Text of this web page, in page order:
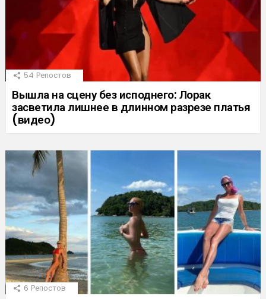
54 Репостов
Вышла на сцену без исподнего: Лорак
засветила лишнее в длинном разрезе платья
(видео)
6 Репостов